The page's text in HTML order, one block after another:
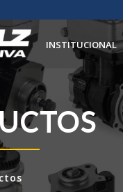
INSTITUCIONAL